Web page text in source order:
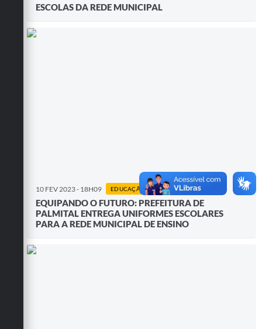
ESCOLAS DA REDE MUNICIPAL
10 FEV 2023 - 18H09 EDUCAÇÃO
EQUIPANDO O FUTURO: PREFEITURA DE
PALMITAL ENTREGA UNIFORMES ESCOLARES
PARA A REDE MUNICIPAL DE ENSINO